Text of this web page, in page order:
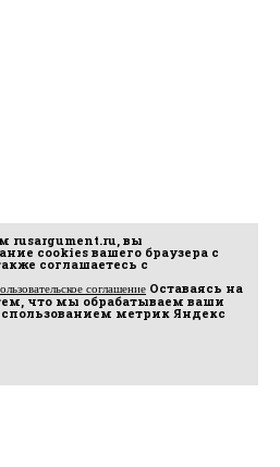
rusargument.ru, вы
cookies вашего браузера с
соглашаетесь с
соглашение Оставаясь на
что мы обрабатываем ваши
метрик Яндекс